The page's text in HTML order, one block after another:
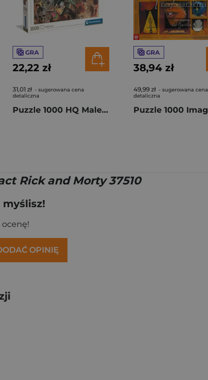
GRA
22,22 zł
31,01 zł - sugerowana cena
detaliczna
Puzzle 1000 HQ Maleficium 37103
GRA
38,94 zł
49,99 zł - sugerowana cena
detaliczna
Rick and Morty 37510
OPINIĘ